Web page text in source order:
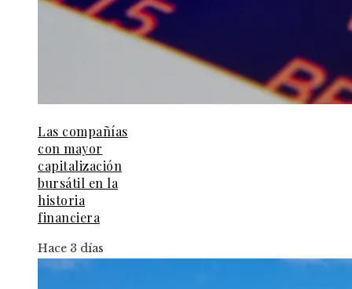
Las compañías
con mayor
capitalización
bursátil en la
historia
financiera
Hace 3 días